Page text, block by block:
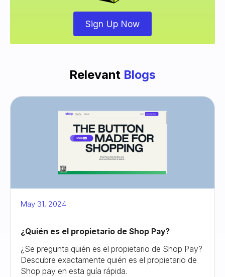
Sign Up Now
Relevant Blogs
May 31, 2024
¿Quién es el propietario de Shop Pay?
¿Se pregunta quién es el propietario de Shop Pay?
Descubre exactamente quién es el propietario de
Shop pay en esta guía rápida.